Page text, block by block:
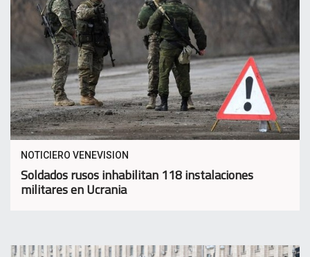
NOTICIERO VENEVISION
Soldados rusos inhabilitan 118 instalaciones
militares en Ucrania